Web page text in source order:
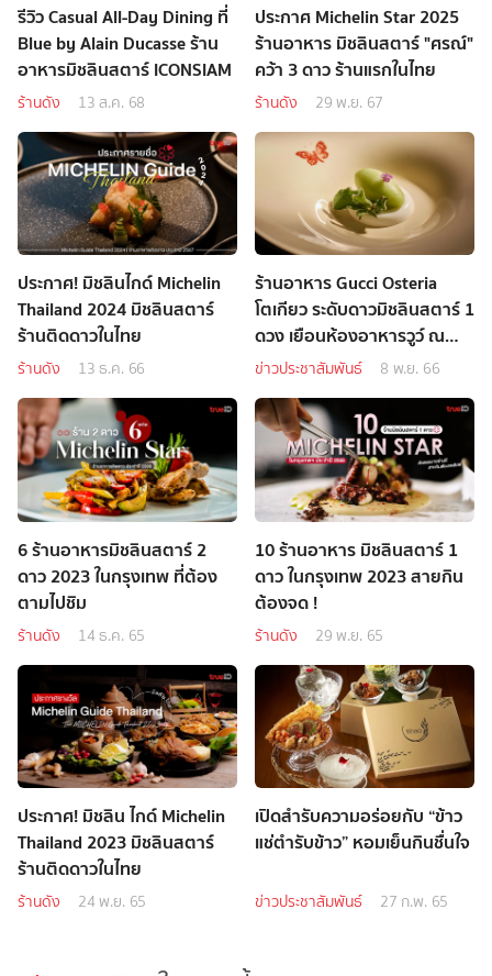
รีวิว Casual All-Day Dining ที่
Blue by Alain Ducasse ร้าน
อาหารมิชลินสตาร์ ICONSIAM
ร้านดัง 13 ส.ค. 68
ประกาศ Michelin Star 2025
ร้านอาหาร มิชลินสตาร์ "ศรณ์"
คว้า 3 ดาว ร้านแรกในไทย
ร้านดัง 29 พ.ย. 67
ประกาศ! มิชลินไกด์ Michelin
Thailand 2024 มิชลินสตาร์
ร้านติดดาวในไทย
ร้านดัง 13 ธ.ค. 66
ร้านอาหาร Gucci Osteria
โตเกียว ระดับดาวมิชลินสตาร์ 1
ดวง เยือนห้องอาหารวูว์ ณ
โรงแรมเดอะ เซนต์ รีจิส
ข่าวประชาสัมพันธ์ 8 พ.ย. 66
6 ร้านอาหารมิชลินสตาร์ 2
ดาว 2023 ในกรุงเทพ ที่ต้อง
ตามไปชิม
ร้านดัง 14 ธ.ค. 65
10 ร้านอาหาร มิชลินสตาร์ 1
ดาว ในกรุงเทพ 2023 สายกิน
ต้องจด !
ร้านดัง 29 พ.ย. 65
ประกาศ! มิชลิน ไกด์ Michelin
Thailand 2023 มิชลินสตาร์
ร้านติดดาวในไทย
ร้านดัง 24 พ.ย. 65
เปิดสำรับความอร่อยกับ “ข้าว
แช่ตำรับข้าว” หอมเย็นกินชื่นใจ
ข่าวประชาสัมพันธ์ 27 ก.พ. 65